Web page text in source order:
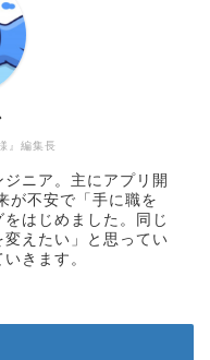
』編集長
ニア。主にアプリ開
が不安で「手に職を
はじめました。同じ
えたい」と思ってい
きます。